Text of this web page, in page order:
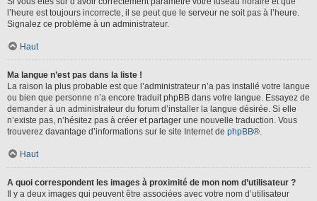
l’heure est toujours incorrecte, il se peut que le serveur ne soit pas à l’heure.
Signalez ce problème à un administrateur.
Haut
Ma langue n’est pas dans la liste !
La raison la plus probable est que l’administrateur n’a pas installé votre langue
ou bien que personne n’a encore traduit phpBB dans votre langue. Essayez de
demander à un administrateur du forum d’installer la langue désirée. Si elle
n’existe pas, n’hésitez pas à créer et partager une nouvelle traduction. Vous
trouverez davantage d’informations sur le site Internet de phpBB®.
Haut
A quoi correspondent les images à proximité de mon nom d’utilisateur ?
Il y a deux images qui peuvent être associées avec votre nom d’utilisateur